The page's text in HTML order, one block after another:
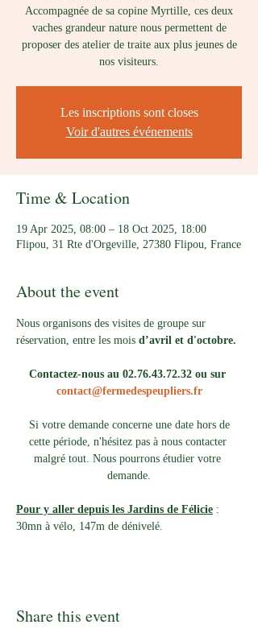
Accompagnée de sa copine Myrtille, ces deux
vaches grandeur nature nous permettent de
proposer des atelier de traite aux plus jeunes de
nos visiteurs.
Les inscriptions sont closes
Voir d'autres événements
Time & Location
19 Apr 2025, 08:00 – 18 Oct 2025, 18:00
Flipou, 31 Rte d'Orgeville, 27380 Flipou, France
About the event
Nous organisons des visites de groupe sur
réservation, entre les mois d’avril et d'octobre.
Contactez-nous au 02.76.43.72.32 ou sur
contact@fermedespeupliers.fr
Si votre demande concerne une date hors de
cette période, n'hésitez pas à nous contacter
malgré tout. Nous pourrons étudier votre
demande.
Pour y aller depuis les Jardins de Félicie :
30mn à vélo, 147m de dénivelé.
Share this event